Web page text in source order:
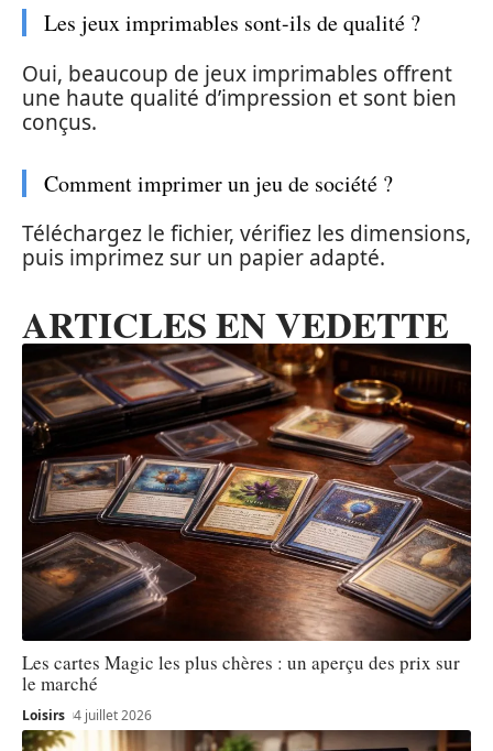
Les jeux imprimables sont-ils de qualité ?
Oui, beaucoup de jeux imprimables offrent
une haute qualité d’impression et sont bien
conçus.
Comment imprimer un jeu de société ?
Téléchargez le fichier, vérifiez les dimensions,
puis imprimez sur un papier adapté.
ARTICLES EN VEDETTE
Les cartes Magic les plus chères : un aperçu des prix sur
le marché
Loisirs 4 juillet 2026